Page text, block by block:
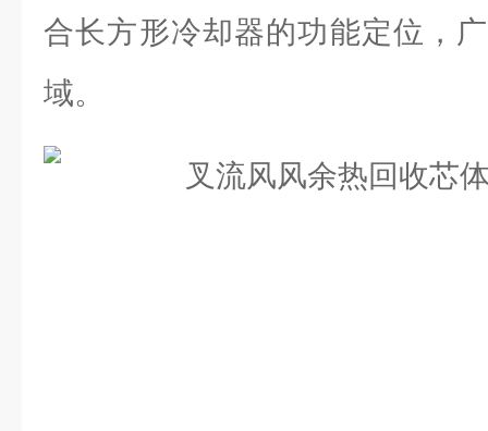
合长方形冷却器的功能定位，
域。